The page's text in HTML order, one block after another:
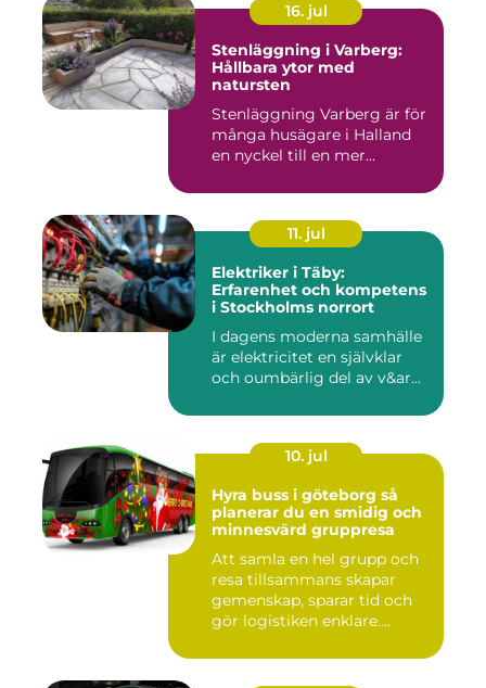
16. jul
Stenläggning i Varberg:
Hållbara ytor med
natursten
Stenläggning Varberg är för
många husägare i Halland
en nyckel till en mer...
11. jul
Elektriker i Täby:
Erfarenhet och kompetens
i Stockholms norrort
I dagens moderna samhälle
är elektricitet en självklar
och oumbärlig del av v&ar...
10. jul
Hyra buss i göteborg så
planerar du en smidig och
minnesvärd gruppresa
Att samla en hel grupp och
resa tillsammans skapar
gemenskap, sparar tid och
gör logistiken enklare....